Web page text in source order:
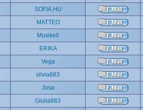
SOFIA.HU
MATTEO
Musikell
ERIKA
Vega
silvia883
Josa
Giulia883